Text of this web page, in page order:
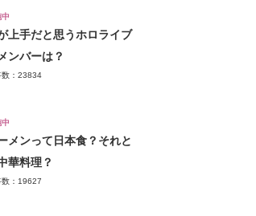
上手だと思うホロライブ
ンバーは？
数：23834
メンって日本食？それと
華料理？
数：19627